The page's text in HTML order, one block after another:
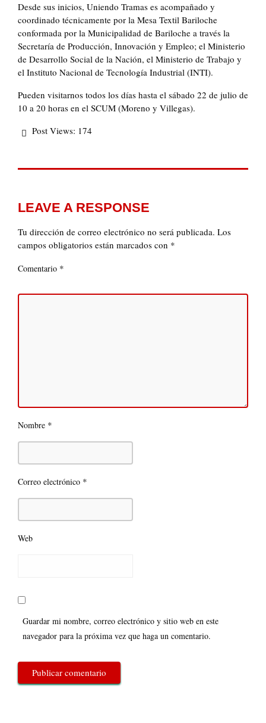
Desde sus inicios, Uniendo Tramas es acompañado y
coordinado técnicamente por la Mesa Textil Bariloche
conformada por la Municipalidad de Bariloche a través la
Secretaría de Producción, Innovación y Empleo; el Ministerio
de Desarrollo Social de la Nación, el Ministerio de Trabajo y
el Instituto Nacional de Tecnología Industrial (INTI).
Pueden visitarnos todos los días hasta el sábado 22 de julio de
10 a 20 horas en el SCUM (Moreno y Villegas).
Post Views: 174
LEAVE A RESPONSE
Tu dirección de correo electrónico no será publicada. Los
campos obligatorios están marcados con *
Comentario *
Nombre *
Correo electrónico *
Web
Guardar mi nombre, correo electrónico y sitio web en este
navegador para la próxima vez que haga un comentario.